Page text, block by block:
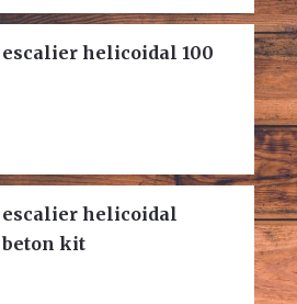
escalier helicoidal 100
escalier helicoidal
beton kit